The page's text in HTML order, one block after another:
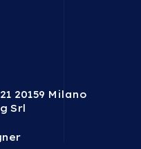
20159 Milano
Srl